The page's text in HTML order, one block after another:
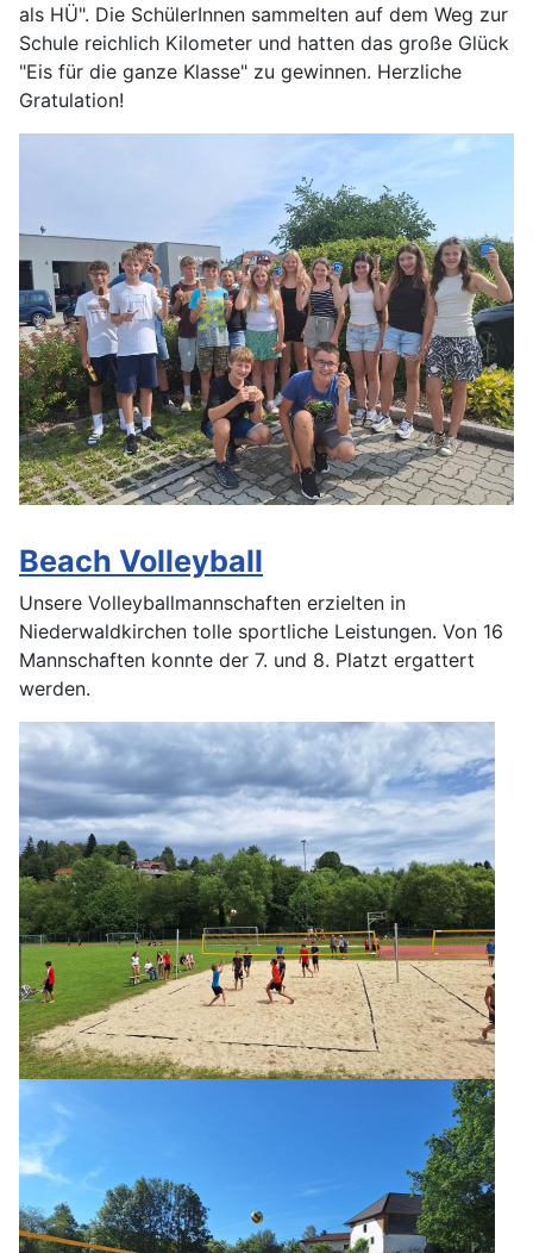
als HÜ". Die SchülerInnen sammelten auf dem Weg zur
Schule reichlich Kilometer und hatten das große Glück
"Eis für die ganze Klasse" zu gewinnen. Herzliche
Gratulation!
Beach Volleyball
Unsere Volleyballmannschaften erzielten in
Niederwaldkirchen tolle sportliche Leistungen. Von 16
Mannschaften konnte der 7. und 8. Platzt ergattert
werden.